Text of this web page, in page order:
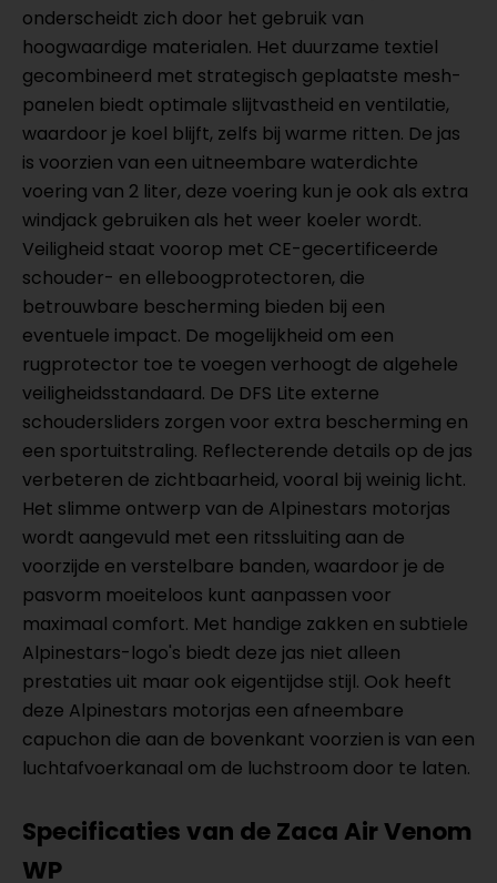
onderscheidt zich door het gebruik van
hoogwaardige materialen. Het duurzame textiel
gecombineerd met strategisch geplaatste mesh-
panelen biedt optimale slijtvastheid en ventilatie,
waardoor je koel blijft, zelfs bij warme ritten. De jas
is voorzien van een uitneembare waterdichte
voering van 2 liter, deze voering kun je ook als extra
windjack gebruiken als het weer koeler wordt.
Veiligheid staat voorop met CE-gecertificeerde
schouder- en elleboogprotectoren, die
betrouwbare bescherming bieden bij een
eventuele impact. De mogelijkheid om een
rugprotector toe te voegen verhoogt de algehele
veiligheidsstandaard. De DFS Lite externe
schoudersliders zorgen voor extra bescherming en
een sportuitstraling. Reflecterende details op de jas
verbeteren de zichtbaarheid, vooral bij weinig licht.
Het slimme ontwerp van de Alpinestars motorjas
wordt aangevuld met een ritssluiting aan de
voorzijde en verstelbare banden, waardoor je de
pasvorm moeiteloos kunt aanpassen voor
maximaal comfort. Met handige zakken en subtiele
Alpinestars-logo's biedt deze jas niet alleen
prestaties uit maar ook eigentijdse stijl. Ook heeft
deze Alpinestars motorjas een afneembare
capuchon die aan de bovenkant voorzien is van een
luchtafvoerkanaal om de luchstroom door te laten.
Specificaties van de Zaca Air Venom
WP